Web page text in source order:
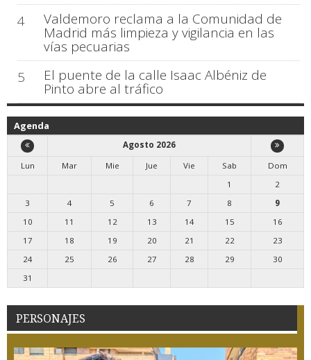
4
Valdemoro reclama a la Comunidad de
Madrid más limpieza y vigilancia en las
vías pecuarias
5
El puente de la calle Isaac Albéniz de
Pinto abre al tráfico
Agenda
Agosto 2026
Lun
Mar Mie Jue Vie Sab
Dom
1
2
3
4 5 6 7 8
9
10
11 12 13 14 15
16
17
18 19 20 21 22
23
24
25 26 27 28 29
30
31
PERSONAJES